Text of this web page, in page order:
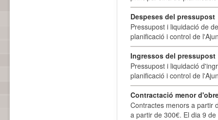
Despeses del pressupost
Pressupost i liquidació de
planificació i control de
Ingressos del pressupost
Pressupost i liquidació
planificació i control de
Contractació menor
Contractes menors a partir
a partir de 300€. El dia 9